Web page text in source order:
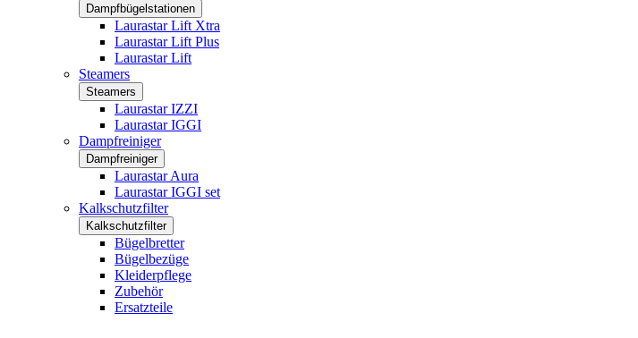
Dampfbügelstationen
Laurastar Lift Xtra
Laurastar Lift Plus
Laurastar Lift
Steamers
Steamers
Laurastar IZZI
Laurastar IGGI
Dampfreiniger
Dampfreiniger
Laurastar Aura
Laurastar IGGI set
Kalkschutzfilter
Kalkschutzfilter
Bügelbretter
Bügelbezüge
Kleiderpflege
Zubehör
Ersatzteile